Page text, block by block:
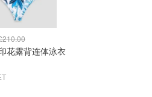
花露背连体泳衣